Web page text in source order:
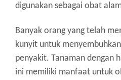
digunakan sebagai obat
Banyak orang yang telah
kunyit untuk
penyakit. Tanaman dengan
ini memiliki manfaat untuk